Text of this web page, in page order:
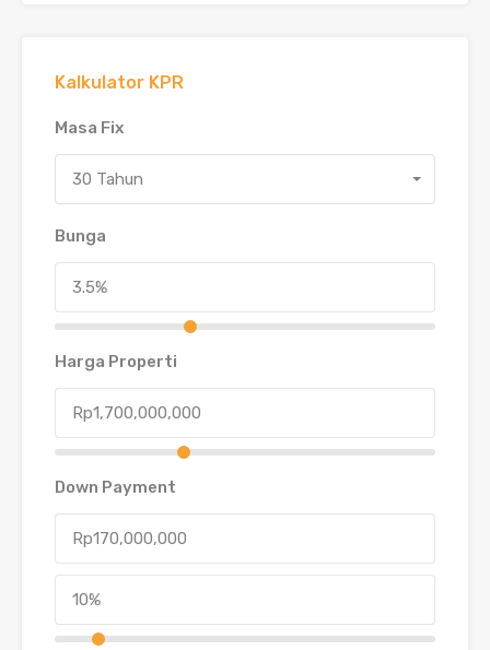
Kalkulator KPR
Masa Fix
30 Tahun
Bunga
Harga Properti
Down Payment